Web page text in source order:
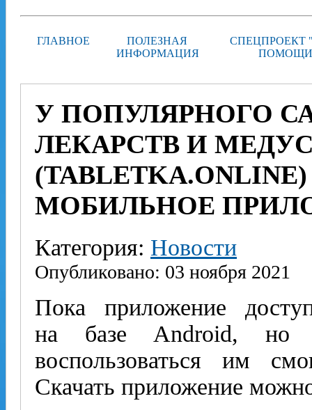
ГЛАВНОЕ
ПОЛЕЗНАЯ
ИНФОРМАЦИЯ
СПЕЦПРОЕКТ
У ПОПУЛЯРНОГО
ЛЕКАРСТВ И
МОБИЛЬНОЕ
Категория: Новости
Опубликовано: 03 ноября 2021
Пока приложение
на базе Android, но
воспользоваться им
Скачать приложение